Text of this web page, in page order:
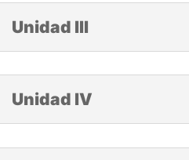
Unidad III
Unidad IV